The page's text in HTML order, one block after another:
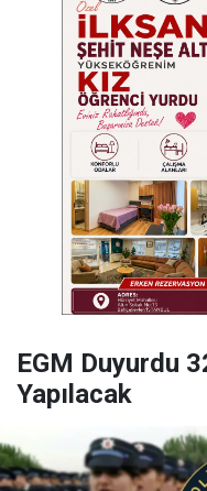
EGM Duyurdu
Yapılacak